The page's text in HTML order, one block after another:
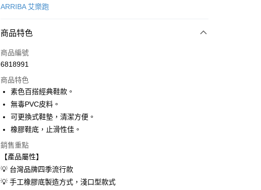
信用卡一次付款
Apple Pay
街口支付
悠遊付
Google Pay
相關說明
【關於「AFTEE先享後付」】
AFTEE先享後付是「在收到商品之後才付款」的支付方式。 讓您購物簡單
便利好安心！
１．簡單：不需註冊會員、不需綁卡、不需儲值。
ATM付款
ARRIBA 艾樂跑
商品特色
商品編號
6818991
商品特色
素色百搭經典鞋款。
無毒PVC皮料。
可更換式鞋墊，清潔方便。
橡膠鞋底，止滑性佳。
銷售重點
【產品屬性】
💡 台灣品牌四季流行款
💡 手工橡膠底製造方式，淺口型款式